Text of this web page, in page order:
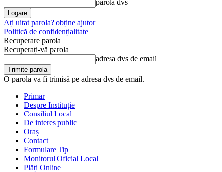
parola dvs
Ați uitat parola? obține ajutor
Politică de confidențialitate
Recuperare parola
Recuperați-vă parola
adresa dvs de email
O parola va fi trimisă pe adresa dvs de email.
Primar
Despre Instituție
Consiliul Local
De interes public
Oraș
Contact
Formulare Tip
Monitorul Oficial Local
Plăți Online